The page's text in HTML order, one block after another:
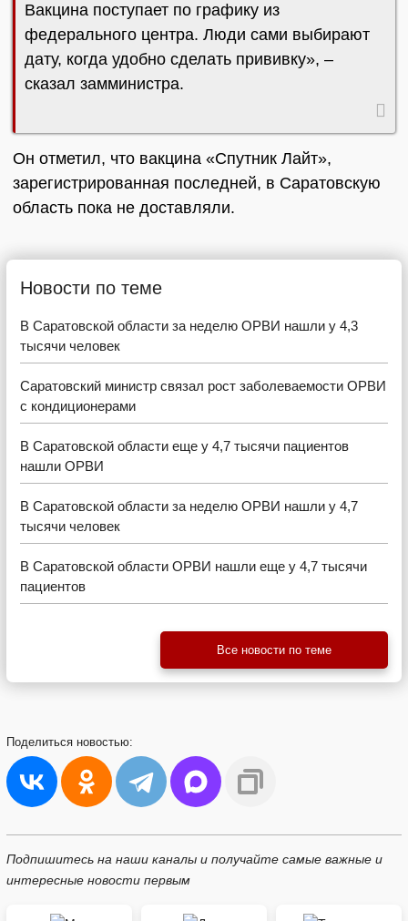
Вакцина поступает по графику из
федерального центра. Люди сами выбирают
дату, когда удобно сделать прививку», –
сказал замминистра.
Он отметил, что вакцина «Спутник Лайт»,
зарегистрированная последней, в Саратовскую
область пока не доставляли.
Новости по теме
В Саратовской области за неделю ОРВИ нашли у 4,3
тысячи человек
Саратовский министр связал рост заболеваемости ОРВИ
с кондиционерами
В Саратовской области еще у 4,7 тысячи пациентов
нашли ОРВИ
В Саратовской области за неделю ОРВИ нашли у 4,7
тысячи человек
В Саратовской области ОРВИ нашли еще у 4,7 тысячи
пациентов
Все новости по теме
Поделиться новостью:
Подпишитесь на наши каналы и получайте самые важные и
интересные новости первым